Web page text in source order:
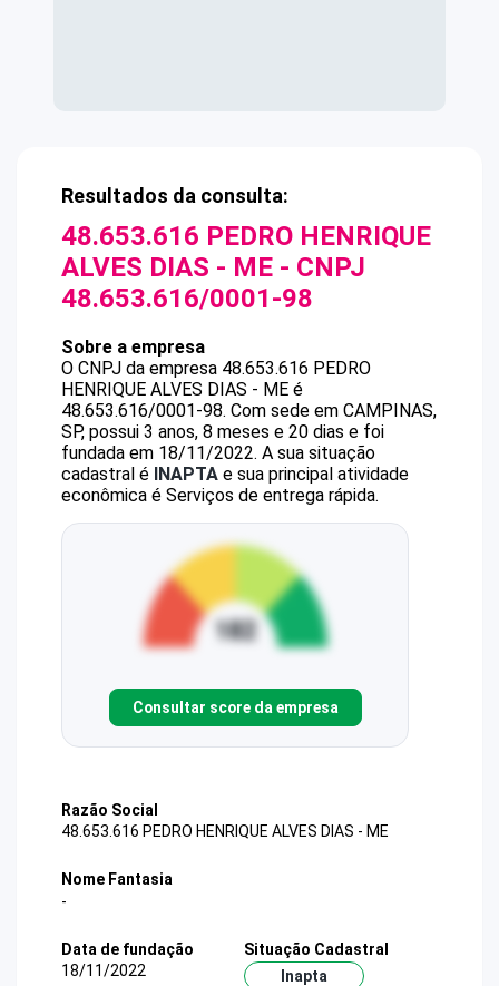
Resultados da consulta:
48.653.616 PEDRO HENRIQUE
ALVES DIAS - ME - CNPJ
48.653.616/0001-98
Sobre a empresa
O CNPJ da empresa 48.653.616 PEDRO
HENRIQUE ALVES DIAS - ME é
48.653.616/0001-98. Com sede em CAMPINAS,
SP, possui 3 anos, 8 meses e 20 dias e foi
fundada em 18/11/2022. A sua situação
cadastral é INAPTA e sua principal atividade
econômica é Serviços de entrega rápida.
Consultar score da empresa
Razão Social
48.653.616 PEDRO HENRIQUE ALVES DIAS - ME
Nome Fantasia
-
Data de fundação
18/11/2022
Situação Cadastral
Inapta